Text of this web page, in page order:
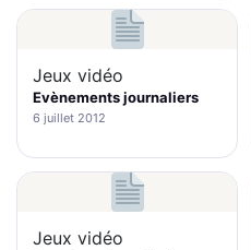
Jeux vidéo
Evènements journaliers
6 juillet 2012
Jeux vidéo